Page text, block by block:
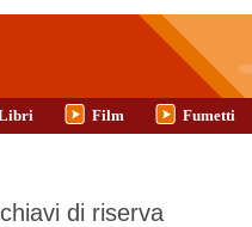
Film Fumetti
di riserva